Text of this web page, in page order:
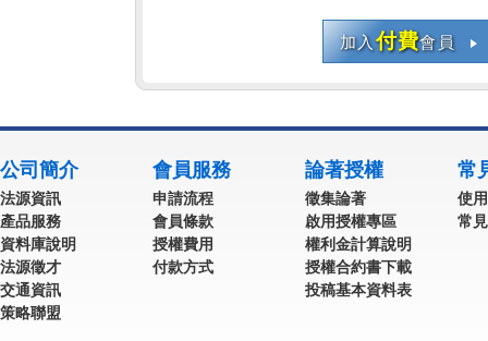
加入付費會員
公司簡介
法源資訊
產品服務
資料庫說明
法源徵才
交通資訊
策略聯盟
會員服務
申請流程
會員條款
授權費用
付款方式
論著授權
徵集論著
啟用授權專區
權利金計算說明
授權合約書下載
投稿基本資料表
常
使
常